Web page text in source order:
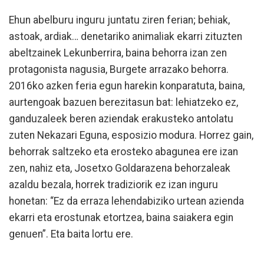
Ehun abelburu inguru juntatu ziren ferian; behiak,
astoak, ardiak… denetariko animaliak ekarri zituzten
abeltzainek Lekunberrira, baina behorra izan zen
protagonista nagusia, Burgete arrazako behorra.
2016ko azken feria egun harekin konparatuta, baina,
aurtengoak bazuen berezitasun bat: lehiatzeko ez,
ganduzaleek beren aziendak erakusteko antolatu
zuten Nekazari Eguna, esposizio modura. Horrez gain,
behorrak saltzeko eta erosteko abagunea ere izan
zen, nahiz eta, Josetxo Goldarazena behorzaleak
azaldu bezala, horrek tradiziorik ez izan inguru
honetan: “Ez da erraza lehendabiziko urtean azienda
ekarri eta erostunak etortzea, baina saiakera egin
genuen”. Eta baita lortu ere.